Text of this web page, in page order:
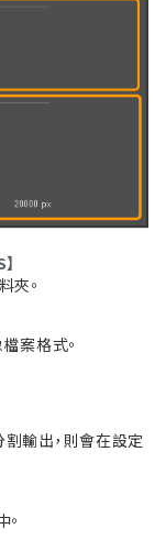
夾。
案格式。
輸出，則會在設定